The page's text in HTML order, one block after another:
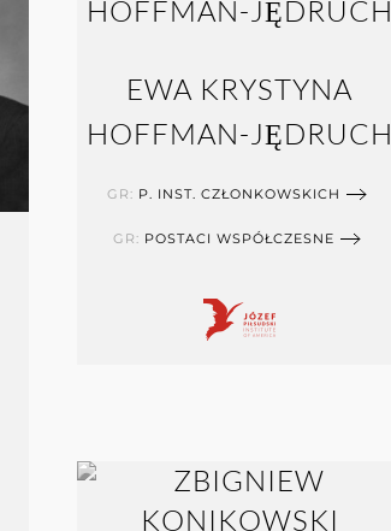
EWA KRYSTYNA
HOFFMAN-JĘDRUCH
GR: P. INST. CZŁONKOWSKICH
GR: POSTACI WSPÓŁCZESNE